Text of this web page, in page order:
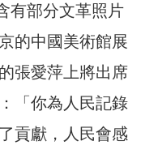
有部分文革照片
的中國美術館展
張愛萍上將出席
「你為人民記錄
貢獻，人民會感